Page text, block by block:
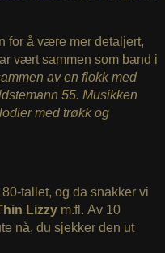
for å være mer detaljert,
vært sammen som band i
av en flokk med
55. Musikken
med trøkk og
tallet, og da snakker vi
Lizzym.fl. Av 10
nå, du sjekker den ut